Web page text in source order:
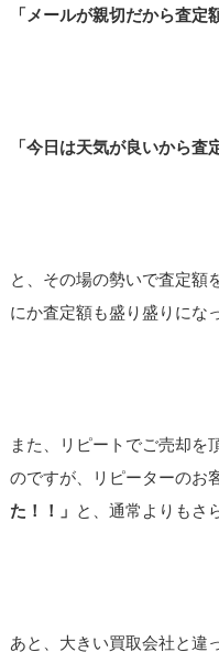
「メールが親切だから査定
「今日は天気が良いから査
と、その場の勢いで査定額
にか査定額も盛り盛りにな
また、リピートでご売却を
のですが、リピーターのお
た！！」 と、通常よりもさ
あと、大きい買取会社と違